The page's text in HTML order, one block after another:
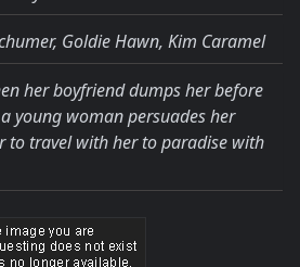
Goldie Hawn, Kim Caramel
her boyfriend dumps her before
young woman persuades her
to travel with her to paradise with